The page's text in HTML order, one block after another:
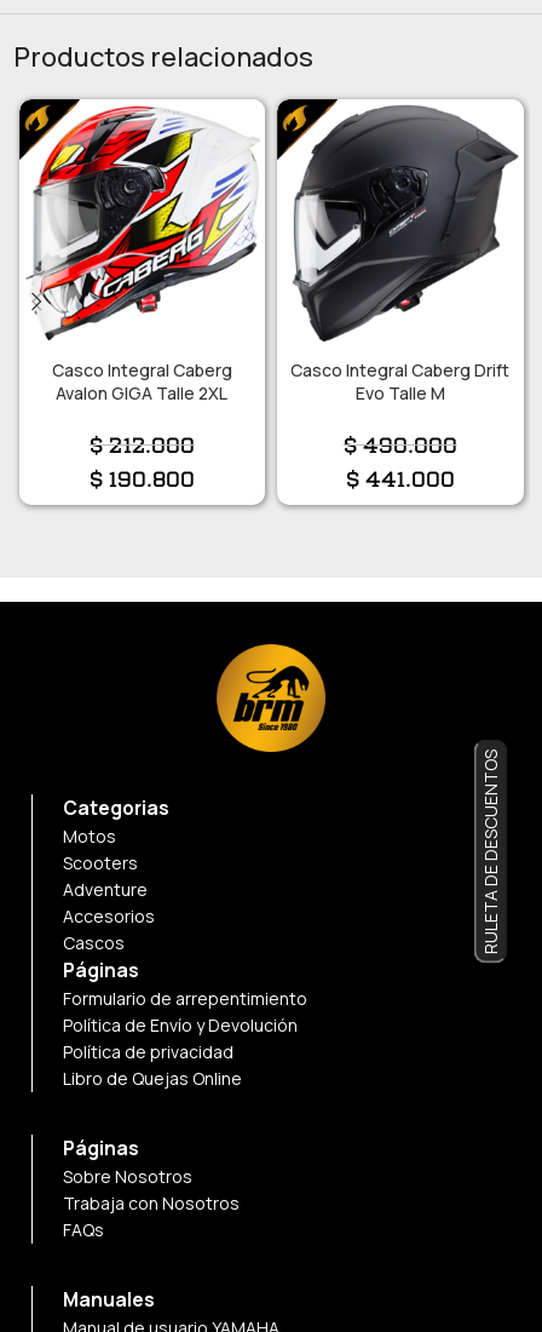
Productos relacionados
Casco Integral Caberg
Avalon GIGA Talle 2XL
$212.000
$190.800
Casco Integral Caberg Drift
Evo Talle M
$490.000
$441.000
Categorias
Motos
Scooters
Adventure
Accesorios
Cascos
Páginas
Formulario de arrepentimiento
Política de Envío y Devolución
Política de privacidad
Libro de Quejas Online
Páginas
Sobre Nosotros
Trabaja con Nosotros
FAQs
Manuales
RULETA DE DESCUENTOS